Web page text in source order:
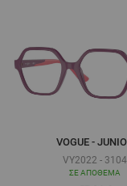
VOGUE -
VY2022 - 3104
ΣΕ ΑΠΌΘΕΜΑ